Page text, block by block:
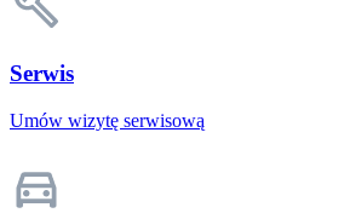
Serwis
Umów wizytę serwisową